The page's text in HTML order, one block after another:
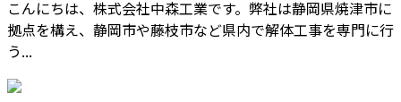
こんにちは、株式会社中森工業です。弊社は静岡県焼津市に
拠点を構え、静岡市や藤枝市など県内で解体工事を専門に行
う...